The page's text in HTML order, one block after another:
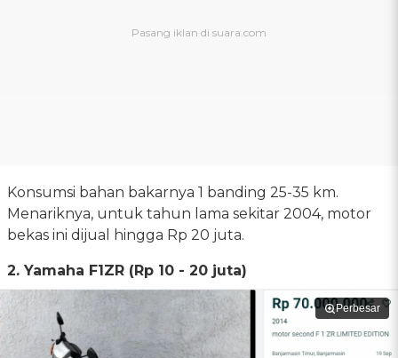
Konsumsi bahan bakarnya 1 banding 25-35 km.
Menariknya, untuk tahun lama sekitar 2004, motor
bekas ini dijual hingga Rp 20 juta.
2. Yamaha F1ZR (Rp 10 - 20 juta)
Perbesar